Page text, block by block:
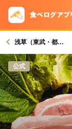
浅草（東武・都営・メトロ）駅グルメへ
公式
戻る